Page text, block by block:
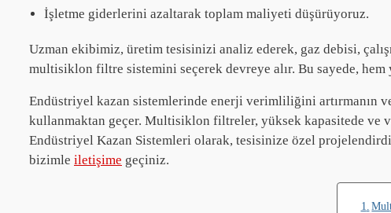
İşletme giderlerini azaltarak toplam maliyeti düşürüyoruz.
Uzman ekibimiz, üretim tesisinizi analiz ederek, gaz debisi,
multisiklon filtre sistemini seçerek devreye alır. Bu sayede,
Endüstriyel kazan sistemlerinde enerji verimliliğini artırmanın
kullanmaktan geçer. Multisiklon filtreler, yüksek kapasitede ve
Endüstriyel Kazan Sistemleri olarak, tesisinize özel
bizimle iletişime geçiniz.